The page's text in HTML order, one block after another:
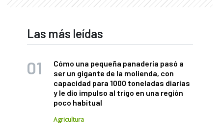
Las más leídas
Cómo una pequeña panadería pasó a
ser un gigante de la molienda, con
capacidad para 1000 toneladas diarias
y le dio impulso al trigo en una región
poco habitual
Agricultura